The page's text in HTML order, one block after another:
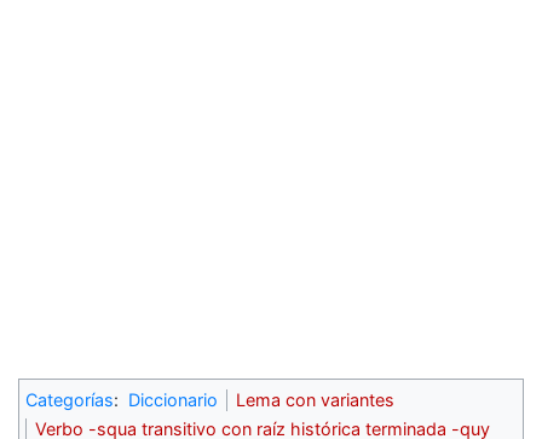
Categorías: Diccionario
Lema con variantes
Verbo -squa transitivo con raíz histórica terminada -quy